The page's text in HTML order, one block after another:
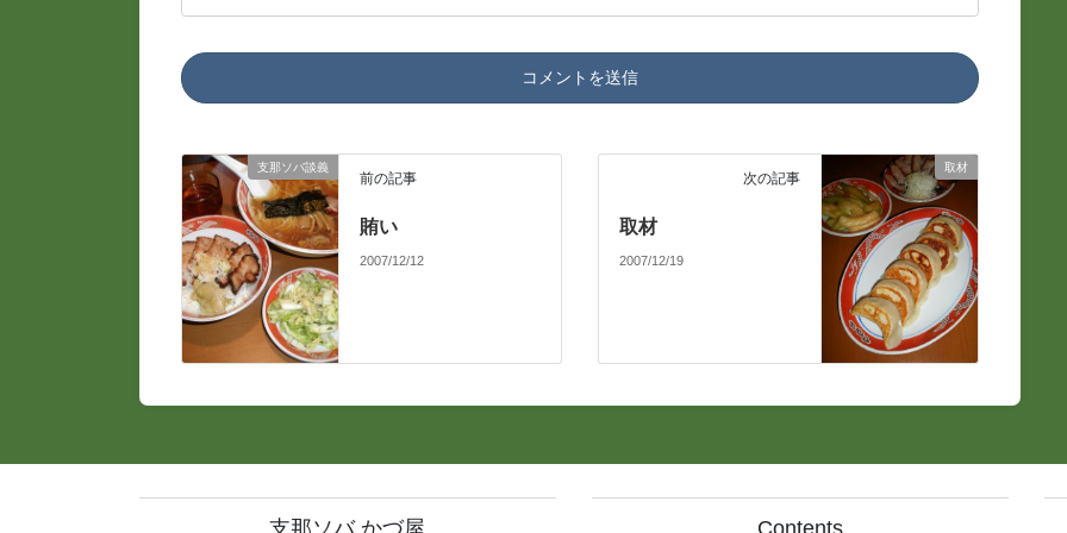
支那ソバ談義
前の記事
賄い
2007/12/12
取材
次の記事
取材
2007/12/19
支那ソバ かづ屋 Contents